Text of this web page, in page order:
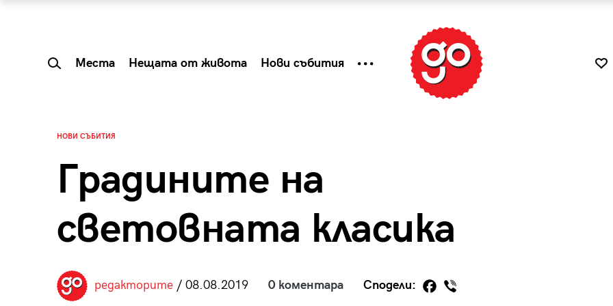
Места Нещата от живота Нови събития
НОВИ СЪБИТИЯ
Градините на
световната класика
редакторите/ 08.08.2019 0 коментара Сподели:
Summer Prelude: как
Tender is the Wine – Какво